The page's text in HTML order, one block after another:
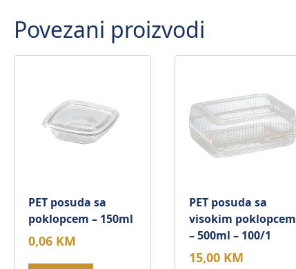
Povezani proizvodi
PET posuda sa
poklopcem – 150ml
0,06 KM
PET posuda sa
visokim poklopcem
– 500ml – 100/1
15,00 KM